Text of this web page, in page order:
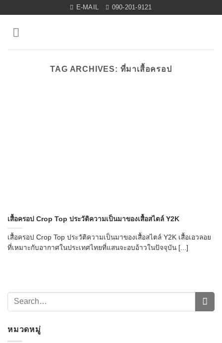
content
E-MAIL 090-201-9121
TAG ARCHIVES: ที่มาเสื้อครอป
เสื้อครอป Crop Top ประวัติความเป็นมาของเสื้อสไตล์ Y2K
เสื้อครอป Crop Top ประวัติความเป็นมาของเสื้อสไตล์ Y2K เสื้อเอวลอย
ที่เหมาะกับอากาศในประเทศไทยที่แสนจะอบอ้าวในปัจจุบัน [...]
หมวดหมู่